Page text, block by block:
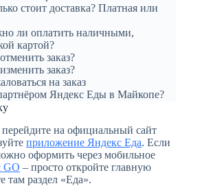
стоит доставка? Платная или
ли оплатить наличными,
картой?
заказ?
заказ?
на заказ
Яндекс Еды в Майкопе?
перейдите на официальный сайт
приложение Яндекс Еда. Если
оформить через мобильное
GO – просто откройте главную
там раздел «Еда».